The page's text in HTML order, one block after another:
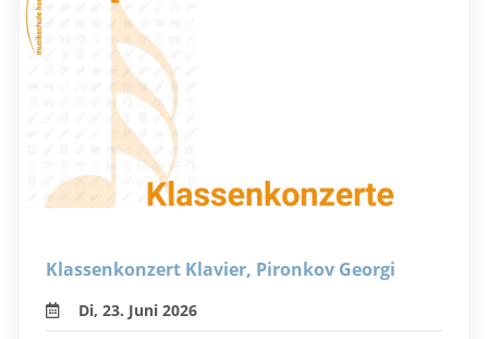
Klassenkonzert Klavier, Pironkov Georgi
Di, 23. Juni 2026